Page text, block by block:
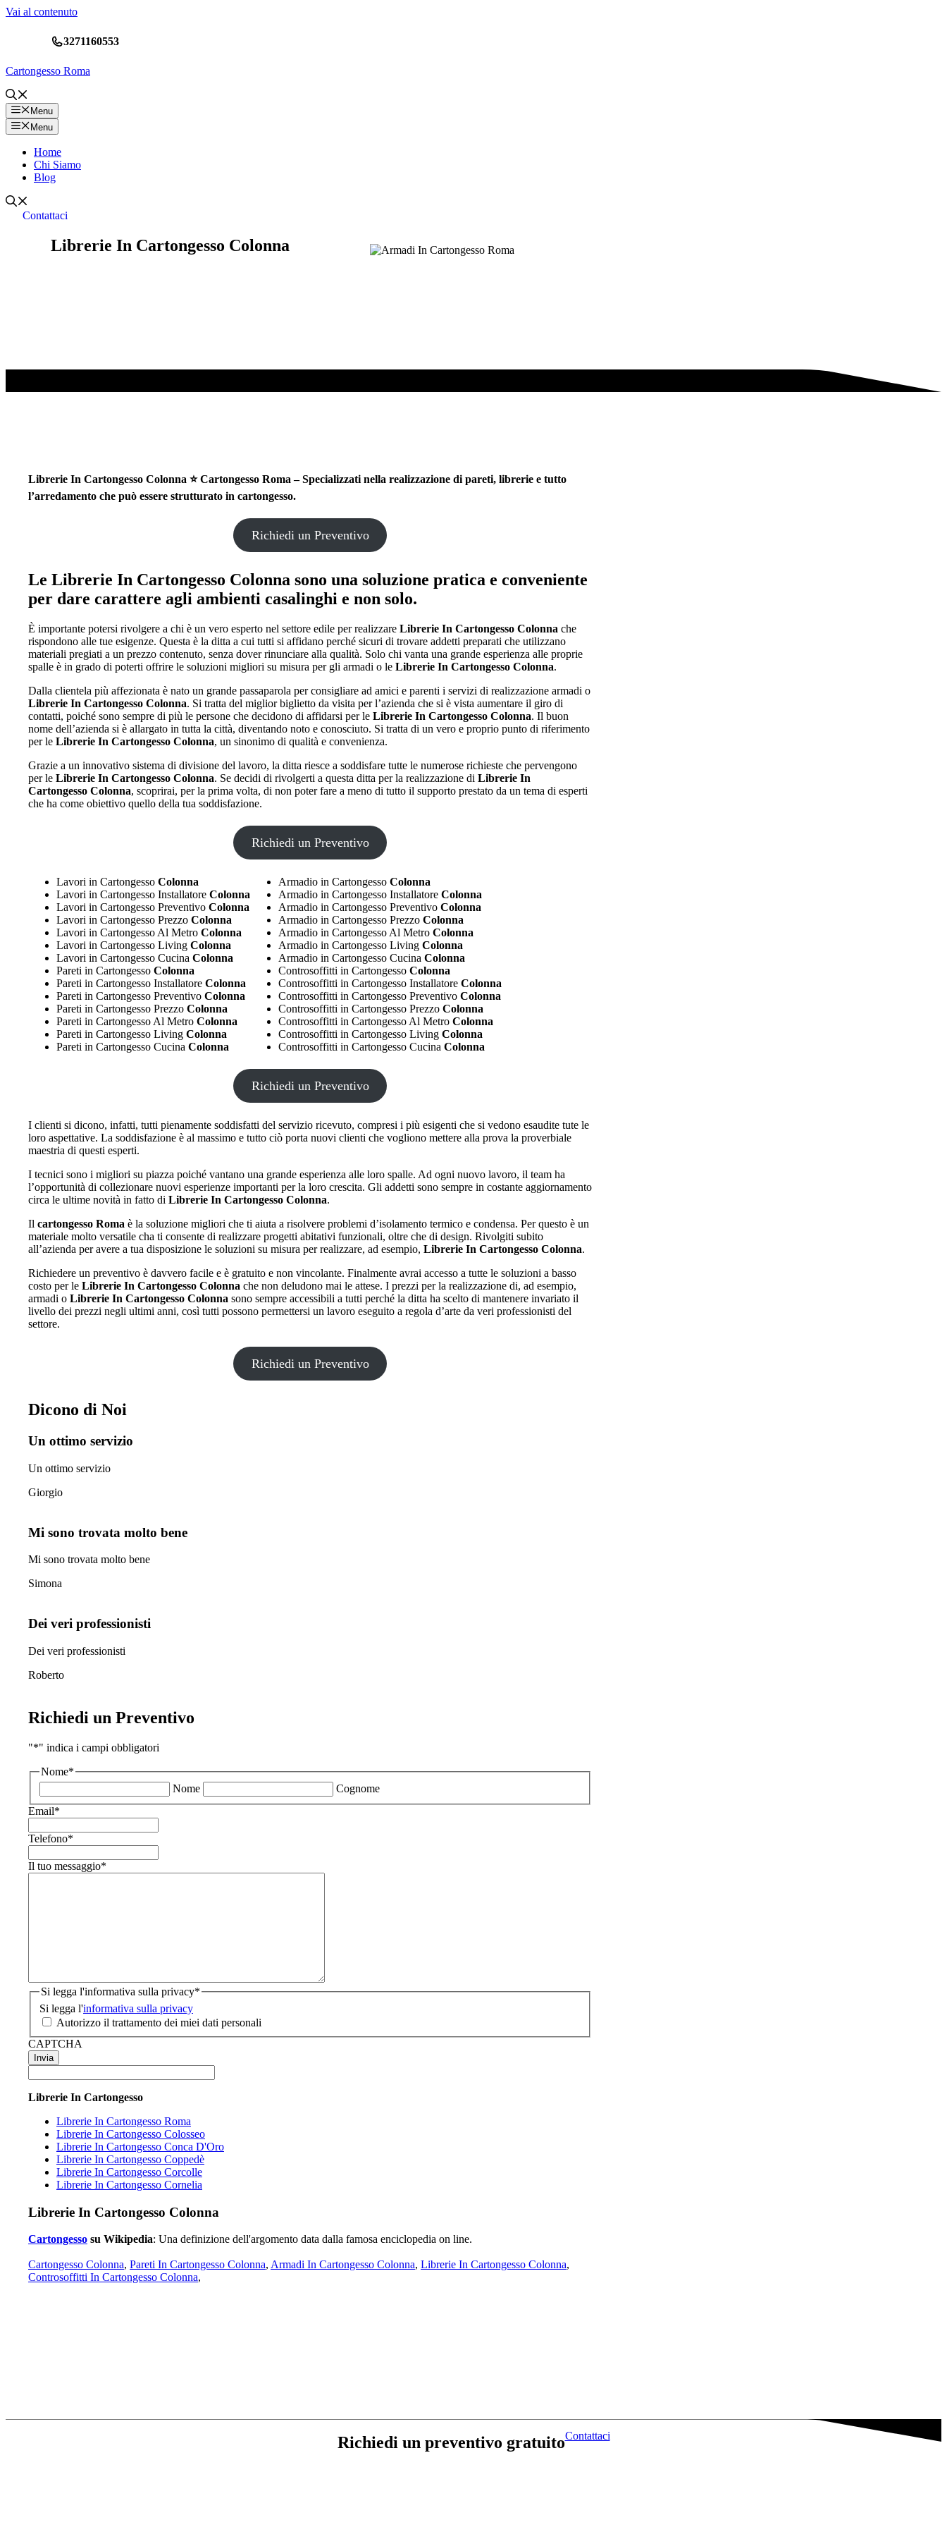
Vai al contenuto
3271160553
Cartongesso Roma
Menu
Menu
Home
Chi Siamo
Blog
Contattaci
Librerie In Cartongesso Colonna
Librerie In Cartongesso Colonna ⭐ Cartongesso Roma – Specializzati nella realizzazione di pareti, librerie e tutto
l’arredamento che può essere strutturato in cartongesso.
Richiedi un Preventivo
Le Librerie In Cartongesso Colonna sono una soluzione pratica e conveniente
per dare carattere agli ambienti casalinghi e non solo.
È importante potersi rivolgere a chi è un vero esperto nel settore edile per realizzare Librerie In Cartongesso Colonna che
rispondono alle tue esigenze. Questa è la ditta a cui tutti si affidano perché sicuri di trovare addetti preparati che utilizzano
materiali pregiati a un prezzo contenuto, senza dover rinunciare alla qualità. Solo chi vanta una grande esperienza alle proprie
spalle è in grado di poterti offrire le soluzioni migliori su misura per gli armadi o le Librerie In Cartongesso Colonna.
Dalla clientela più affezionata è nato un grande passaparola per consigliare ad amici e parenti i servizi di realizzazione armadi o
Librerie In Cartongesso Colonna. Si tratta del miglior biglietto da visita per l’azienda che si è vista aumentare il giro di
contatti, poiché sono sempre di più le persone che decidono di affidarsi per le Librerie In Cartongesso Colonna. Il buon
nome dell’azienda si è allargato in tutta la città, diventando noto e conosciuto. Si tratta di un vero e proprio punto di riferimento
per le Librerie In Cartongesso Colonna, un sinonimo di qualità e convenienza.
Grazie a un innovativo sistema di divisione del lavoro, la ditta riesce a soddisfare tutte le numerose richieste che pervengono
per le Librerie In Cartongesso Colonna. Se decidi di rivolgerti a questa ditta per la realizzazione di Librerie In
Cartongesso Colonna, scoprirai, per la prima volta, di non poter fare a meno di tutto il supporto prestato da un tema di esperti
che ha come obiettivo quello della tua soddisfazione.
Richiedi un Preventivo
Lavori in Cartongesso Colonna
Lavori in Cartongesso Installatore Colonna
Lavori in Cartongesso Preventivo Colonna
Lavori in Cartongesso Prezzo Colonna
Lavori in Cartongesso Al Metro Colonna
Lavori in Cartongesso Living Colonna
Lavori in Cartongesso Cucina Colonna
Pareti in Cartongesso Colonna
Pareti in Cartongesso Installatore Colonna
Pareti in Cartongesso Preventivo Colonna
Pareti in Cartongesso Prezzo Colonna
Pareti in Cartongesso Al Metro Colonna
Pareti in Cartongesso Living Colonna
Pareti in Cartongesso Cucina Colonna
Armadio in Cartongesso Colonna
Armadio in Cartongesso Installatore Colonna
Armadio in Cartongesso Preventivo Colonna
Armadio in Cartongesso Prezzo Colonna
Armadio in Cartongesso Al Metro Colonna
Armadio in Cartongesso Living Colonna
Armadio in Cartongesso Cucina Colonna
Controsoffitti in Cartongesso Colonna
Controsoffitti in Cartongesso Installatore Colonna
Controsoffitti in Cartongesso Preventivo Colonna
Controsoffitti in Cartongesso Prezzo Colonna
Controsoffitti in Cartongesso Al Metro Colonna
Controsoffitti in Cartongesso Living Colonna
Controsoffitti in Cartongesso Cucina Colonna
Richiedi un Preventivo
I clienti si dicono, infatti, tutti pienamente soddisfatti del servizio ricevuto, compresi i più esigenti che si vedono esaudite tute le
loro aspettative. La soddisfazione è al massimo e tutto ciò porta nuovi clienti che vogliono mettere alla prova la proverbiale
maestria di questi esperti.
I tecnici sono i migliori su piazza poiché vantano una grande esperienza alle loro spalle. Ad ogni nuovo lavoro, il team ha
l’opportunità di collezionare nuovi esperienze importanti per la loro crescita. Gli addetti sono sempre in costante aggiornamento
circa le ultime novità in fatto di Librerie In Cartongesso Colonna.
Il cartongesso Roma è la soluzione migliori che ti aiuta a risolvere problemi d’isolamento termico e condensa. Per questo è un
materiale molto versatile cha ti consente di realizzare progetti abitativi funzionali, oltre che di design. Rivolgiti subito
all’azienda per avere a tua disposizione le soluzioni su misura per realizzare, ad esempio, Librerie In Cartongesso Colonna.
Richiedere un preventivo è davvero facile e è gratuito e non vincolante. Finalmente avrai accesso a tutte le soluzioni a basso
costo per le Librerie In Cartongesso Colonna che non deludono mai le attese. I prezzi per la realizzazione di, ad esempio,
armadi o Librerie In Cartongesso Colonna sono sempre accessibili a tutti perché la ditta ha scelto di mantenere invariato il
livello dei prezzi negli ultimi anni, così tutti possono permettersi un lavoro eseguito a regola d’arte da veri professionisti del
settore.
Richiedi un Preventivo
Dicono di Noi
Un ottimo servizio
Un ottimo servizio
Giorgio
Mi sono trovata molto bene
Mi sono trovata molto bene
Simona
Dei veri professionisti
Dei veri professionisti
Roberto
Richiedi un Preventivo
"*" indica i campi obbligatori
Nome*
Nome
Cognome
Email*
Telefono*
Il tuo messaggio*
Si legga l'informativa sulla privacy*
Si legga l'informativa sulla privacy
Autorizzo il trattamento dei miei dati personali
CAPTCHA
Librerie In Cartongesso
Librerie In Cartongesso Roma
Librerie In Cartongesso Colosseo
Librerie In Cartongesso Conca D'Oro
Librerie In Cartongesso Coppedè
Librerie In Cartongesso Corcolle
Librerie In Cartongesso Cornelia
Librerie In Cartongesso Colonna
Cartongesso su Wikipedia: Una definizione dell'argomento data dalla famosa enciclopedia on line.
Cartongesso Colonna, Pareti In Cartongesso Colonna, Armadi In Cartongesso Colonna, Librerie In Cartongesso Colonna,
Controsoffitti In Cartongesso Colonna,
Richiedi un preventivo gratuitoContattaci